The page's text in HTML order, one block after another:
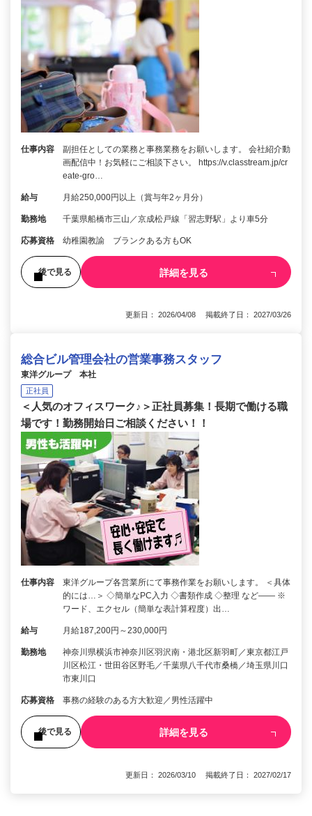
仕事内容
副担任としての業務と事務業務をお願いします。 会社紹介動
画配信中！お気軽にご相談下さい。 https://v.classtream.jp/cr
eate-gro…
給与 月給250,000円以上（賞与年2ヶ月分）
勤務地 千葉県船橋市三山／京成松戸線「習志野駅」より車5分
応募資格 幼稚園教諭 ブランクある方もOK
後で見る 詳細を見る
更新日： 2026/04/08 掲載終了日： 2027/03/26
総合ビル管理会社の営業事務スタッフ
東洋グループ 本社
正社員
＜人気のオフィスワーク♪＞正社員募集！長期で働ける職
場です！勤務開始日ご相談ください！！
仕事内容
東洋グループ各営業所にて事務作業をお願いします。 ＜具体
的には…＞ ◇簡単なPC入力 ◇書類作成 ◇整理 など―― ※
ワード、エクセル（簡単な表計算程度）出…
給与 月給187,200円～230,000円
勤務地
神奈川県横浜市神奈川区羽沢南・港北区新羽町／東京都江戸
川区松江・世田谷区野毛／千葉県八千代市桑橋／埼玉県川口
市東川口
応募資格 事務の経験のある方大歓迎／男性活躍中
後で見る 詳細を見る
更新日： 2026/03/10 掲載終了日： 2027/02/17